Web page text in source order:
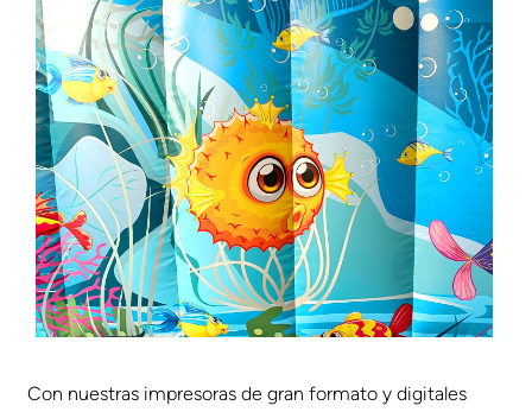
Con nuestras impresoras de gran formato y digitales